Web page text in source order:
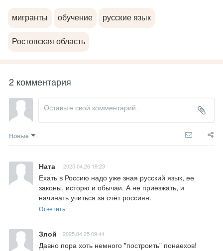
мигранты обучение русские язык
Ростовская область
2 комментария
Новые
Ната 2025.04.26 19:23
Ехать в Россию надо уже зная русский язык, ее
законы, исторю и обычаи. А не приезжать, и
начинать учиться за счёт россиян.
Ответить
Злой 2025.04.25 09:44
Давно пора хоть немного "построить" понаехов!